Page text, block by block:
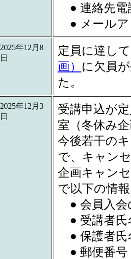
● 連絡先電
● メールア
2025年12月8
日
定員に達し
画） に欠員
た。
2025年12月3
日
受講申込が
室（冬休み
今後若干の
で、キャン
企画キャン
で以下の情
● 会員入会
● 受講者氏
● 保護者氏
● 郵便番号